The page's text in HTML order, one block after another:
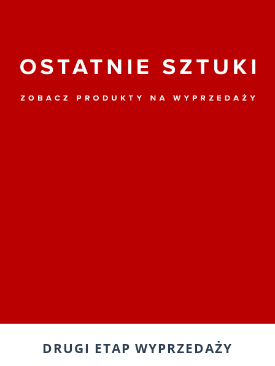
DRUGI ETAP WYPRZEDAŻY